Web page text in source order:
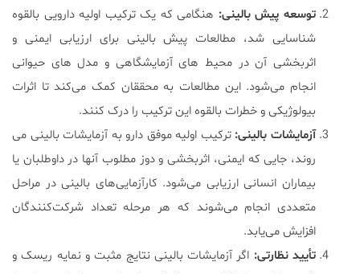
توسعه پیش بالینی: هنگامی که یک ترکیب اولیه دارویی بالقوه
شناسایی شد، مطالعات پیش بالینی برای ارزیابی ایمنی و
اثربخشی آن در محیط های آزمایشگاهی و مدل های حیوانی
انجام می‌شود. این مطالعات به محققان کمک می‌کند تا اثرات
بیولوژیکی و خطرات بالقوه این ترکیب را درک کنند.
آزمایشات بالینی: ترکیب اولیه موفق دارو به آزمایشات بالینی می
روند، جایی که ایمنی، اثربخشی و دوز مطلوب آنها در داوطلبان یا
بیماران انسانی ارزیابی می‌شود. کارآزمایی‌های بالینی در مراحل
متعددی انجام می‌شوند که هر مرحله تعداد شرکت‌کنندگان
افزایش می‌یابد.
تأیید نظارتی: اگر آزمایشات بالینی نتایج مثبت و نمایه ریسک و